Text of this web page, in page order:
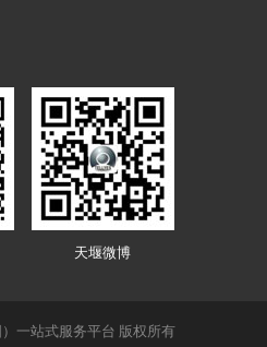
天堰微博
一站式服务平台 版权所有